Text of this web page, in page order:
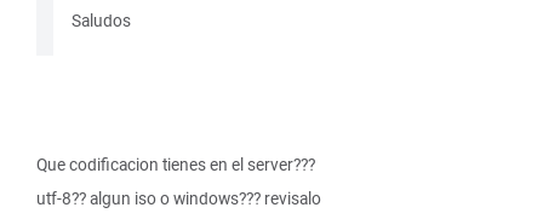
Saludos
Que codificacion tienes en el server???
utf-8?? algun iso o windows??? revisalo